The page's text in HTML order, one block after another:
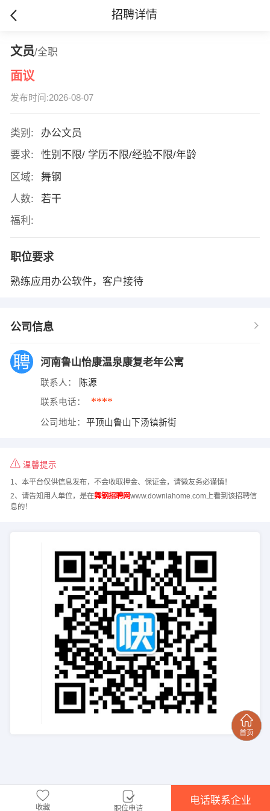
招聘详情
文员/全职
面议
发布时间:2026-08-07
类别:
办公文员
要求:
性别不限/ 学历不限/经验不限/年龄
区域:
舞钢
人数:
若干
福利:
职位要求
熟练应用办公软件，客户接待
公司信息
河南鲁山怡康温泉康复老年公寓
联系人： 陈源
联系电话： ****
公司地址： 平顶山鲁山下汤镇新街
温馨提示
1、本平台仅供信息发布，不会收取押金、保证金，请微友务必谨慎！
2、请告知用人单位，是在舞钢招聘网www.downiahome.com上看到该招聘信
息的！
收藏 职位申请
电话联系企业